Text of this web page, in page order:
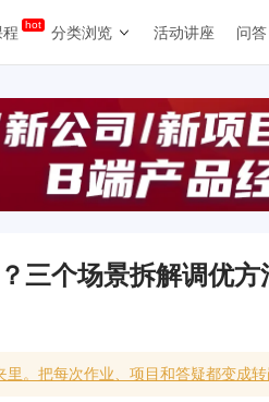
分类浏览 活动讲座 问答
三个场景拆解调优方
。把每次作业、项目和答疑都变成转